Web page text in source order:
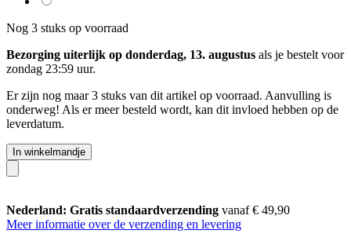
Nog 3 stuks op voorraad
Bezorging uiterlijk op donderdag, 13. augustus als je bestelt voor
zondag 23:59 uur.
Er zijn nog maar 3 stuks van dit artikel op voorraad. Aanvulling is
onderweg! Als er meer besteld wordt, kan dit invloed hebben op de
leverdatum.
In winkelmandje
Nederland: Gratis standaardverzending vanaf € 49,90
Meer informatie over de verzending en levering